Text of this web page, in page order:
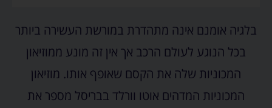
בלגיה אומנם אינה מתהדרת במורשת העשירה ביותר
בכל הנוגע לעולם הרכב אך אין זה מונע ממוזיאון
המכוניות שלה את הקסם שאופף אותו. מוזיאון
המכוניות המדהים אוטו וורלד בבריסל מספר את